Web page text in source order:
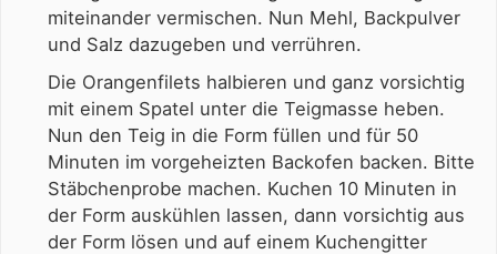
miteinander vermischen. Nun Mehl, Backpulver
und Salz dazugeben und verrühren.
Die Orangenfilets halbieren und ganz vorsichtig
mit einem Spatel unter die Teigmasse heben.
Nun den Teig in die Form füllen und für 50
Minuten im vorgeheizten Backofen backen. Bitte
Stäbchenprobe machen. Kuchen 10 Minuten in
der Form auskühlen lassen, dann vorsichtig aus
der Form lösen und auf einem Kuchengitter